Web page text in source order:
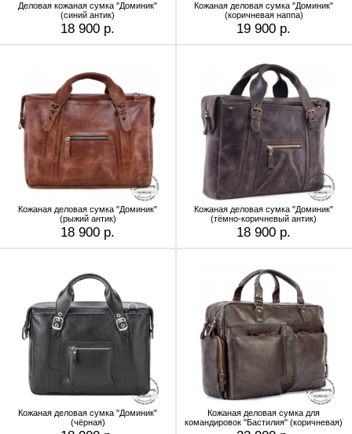
Деловая кожаная сумка "Доминик"
(синий антик)
18 900 р.
Кожаная деловая сумка "Доминик"
(коричневая наппа)
19 900 р.
Кожаная деловая сумка "Доминик"
(рыжий антик)
18 900 р.
Кожаная деловая сумка "Доминик"
(тёмно-коричневый антик)
18 900 р.
Кожаная деловая сумка "Доминик"
(чёрная)
Кожаная деловая сумка для
командировок "Бастилия" (коричневая)